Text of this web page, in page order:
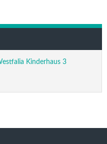
Kinderhaus 3